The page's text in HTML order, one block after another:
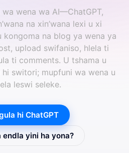
wena wa AI—ChatGPT,
na xin’wana lexi u xi
na blog ya wena ya
upload swifaniso, hlela ti
ti comments. U tshama u
switori; mupfuni wa wena u
leswi seleke.
hi ChatGPT
endla yini ha yona?